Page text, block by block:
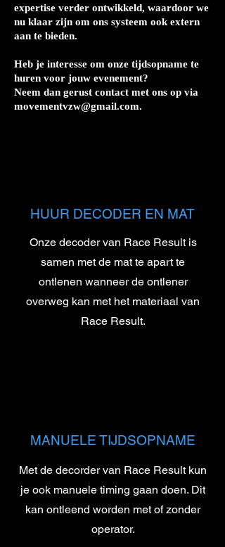
expertise verder ontwikkeld, waardoor we
nu klaar zijn om ons systeem ook extern
aan te bieden.
Heb je interesse om onze tijdsopname te
huren voor jouw evenement?
Neem dan gerust contact met ons op via
movementvzw@gmail.com.
HUUR DECODER EN MAT
Onze decoder van Race Result is
samen met de mat te apart te
ontlenen wanneer de ontlener
overweg kan met het materiaal van
Race Result.
MANUELE TIJDSOPNAME
Met de decorder van Race Result kun
je ook manuele timing gaan doen. Dit
kan ontleend worden met of zonder
operator.